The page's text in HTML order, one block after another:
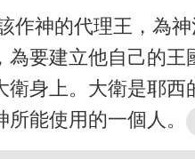
神的代理王，為
要建立他自己的
身上。大衛是耶
能使用的一個人。